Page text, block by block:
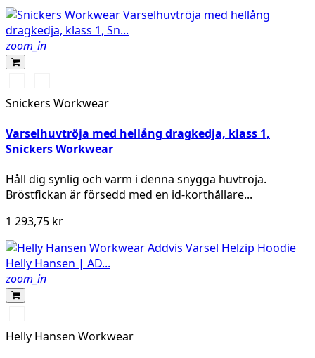
zoom_in
vis
yelloworange
Snickers Workwear
Varselhuvtröja med hellång dragkedja, klass 1,
Snickers Workwear
Håll dig synlig och varm i denna snygga huvtröja.
Bröstfickan är försedd med en id-korthållare...
1 293,75 kr
zoom_in
YELLOW
Helly Hansen Workwear